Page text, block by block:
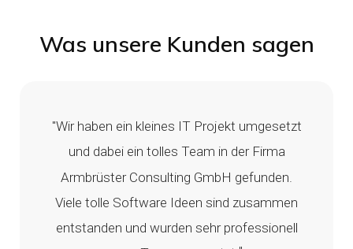
Was unsere Kunden sagen
"Wir haben ein kleines IT Projekt umgesetzt
und dabei ein tolles Team in der Firma
Armbrüster Consulting GmbH gefunden.
Viele tolle Software Ideen sind zusammen
entstanden und wurden sehr professionell